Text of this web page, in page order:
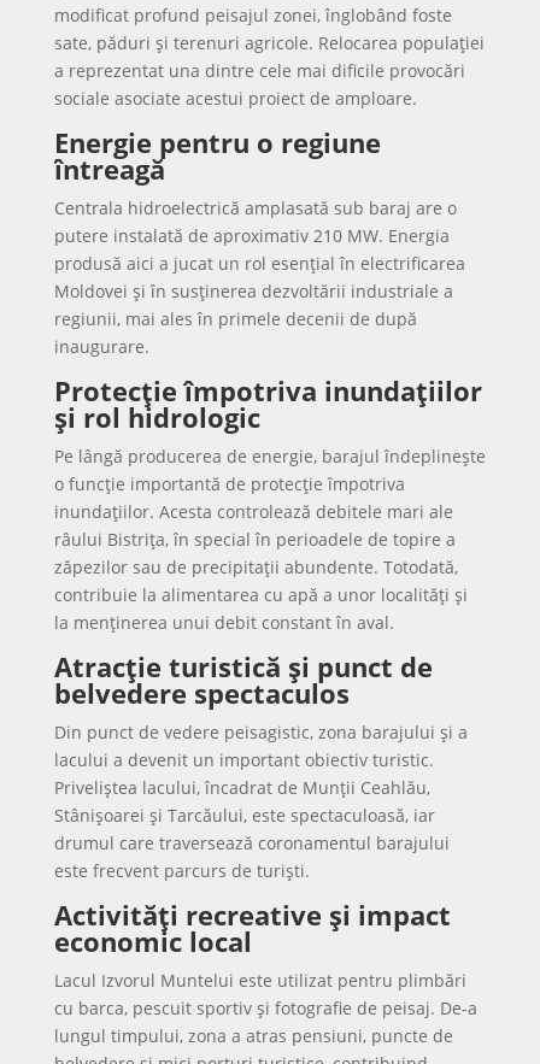
modificat profund peisajul zonei, înglobând foste
sate, păduri și terenuri agricole. Relocarea populației
a reprezentat una dintre cele mai dificile provocări
sociale asociate acestui proiect de amploare.
Energie pentru o regiune
întreagă
Centrala hidroelectrică amplasată sub baraj are o
putere instalată de aproximativ 210 MW. Energia
produsă aici a jucat un rol esențial în electrificarea
Moldovei și în susținerea dezvoltării industriale a
regiunii, mai ales în primele decenii de după
inaugurare.
Protecție împotriva inundațiilor
și rol hidrologic
Pe lângă producerea de energie, barajul îndeplinește
o funcție importantă de protecție împotriva
inundațiilor. Acesta controlează debitele mari ale
râului Bistrița, în special în perioadele de topire a
zăpezilor sau de precipitații abundente. Totodată,
contribuie la alimentarea cu apă a unor localități și
la menținerea unui debit constant în aval.
Atracție turistică și punct de
belvedere spectaculos
Din punct de vedere peisagistic, zona barajului și a
lacului a devenit un important obiectiv turistic.
Priveliștea lacului, încadrat de Munții Ceahlău,
Stânișoarei și Tarcăului, este spectaculoasă, iar
drumul care traversează coronamentul barajului
este frecvent parcurs de turiști.
Activități recreative și impact
economic local
Lacul Izvorul Muntelui este utilizat pentru plimbări
cu barca, pescuit sportiv și fotografie de peisaj. De-a
lungul timpului, zona a atras pensiuni, puncte de